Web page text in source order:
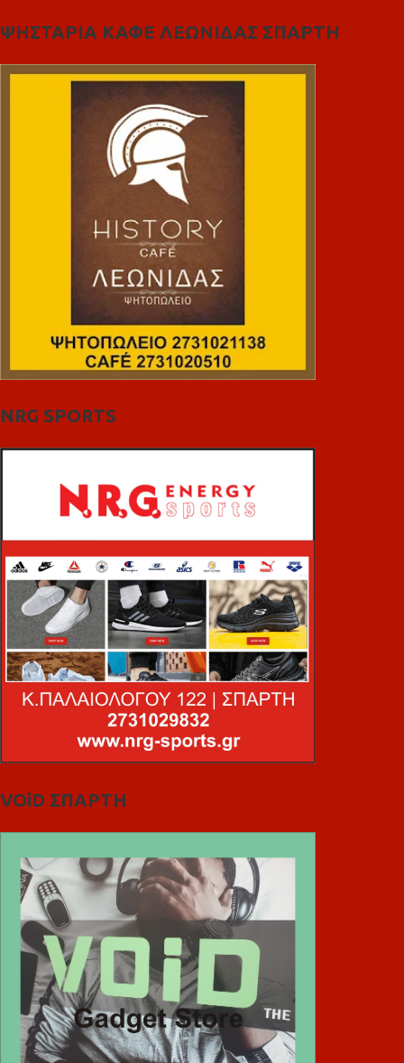
ΨΗΣΤΑΡΙΑ ΚΑΦΕ ΛΕΩΝΙΔΑΣ ΣΠΑΡΤΗ
NRG SPORTS
VOiD ΣΠΑΡΤΗ